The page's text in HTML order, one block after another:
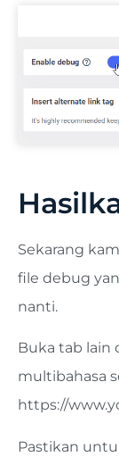
Sekarang
file debug
nanti.
Buka tab lain
multibahasa
https://
Pastikan